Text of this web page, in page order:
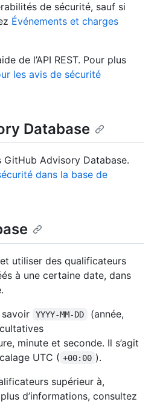
de sécurité, sauf si
Événements et charges
de l’API REST. Pour plus
les avis de sécurité
Database
Advisory Database.
dans la base de
utiliser des qualificateurs
à une certaine date, dans
savoir YYYY-MM-DD
(année,
minute et seconde. Il s’agit
UTC ( +00:00 ).
supérieur à,
d’informations, consultez